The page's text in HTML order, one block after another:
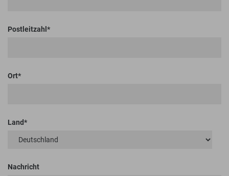
Postleitzahl
Ort
Land
Nachricht